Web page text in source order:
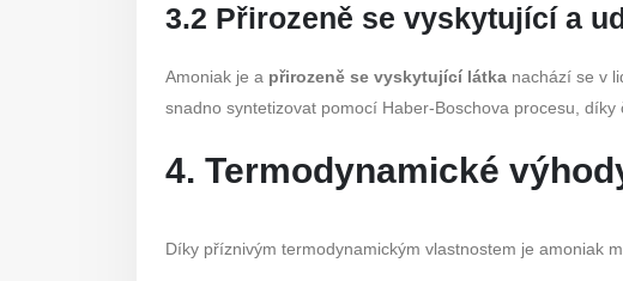
3.2 Přirozeně se vyskytující a
Amoniak je a přirozeně se vyskytující látka nachází se v
snadno syntetizovat pomocí Haber-Boschova procesu,
4. Termodynamické
Díky příznivým termodynamickým vlastnostem je amoniak